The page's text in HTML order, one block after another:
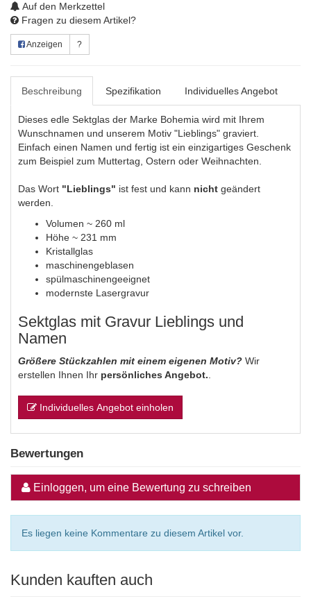
Auf den Merkzettel
Fragen zu diesem Artikel?
Anzeigen ?
Beschreibung Spezifikation Individuelles Angebot
Dieses edle Sektglas der Marke Bohemia wird mit Ihrem
Wunschnamen und unserem Motiv "Lieblings" graviert.
Einfach einen Namen und fertig ist ein einzigartiges Geschenk
zum Beispiel zum Muttertag, Ostern oder Weihnachten.
Das Wort "Lieblings" ist fest und kann nicht geändert
werden.
Volumen ~ 260 ml
Höhe ~ 231 mm
Kristallglas
maschinengeblasen
spülmaschinengeeignet
modernste Lasergravur
Sektglas mit Gravur Lieblings und
Namen
Größere Stückzahlen mit einem eigenen Motiv? Wir
erstellen Ihnen Ihr persönliches Angebot.
Individuelles Angebot einholen
Bewertungen
Einloggen, um eine Bewertung zu schreiben
Es liegen keine Kommentare zu diesem Artikel vor.
Kunden kauften auch